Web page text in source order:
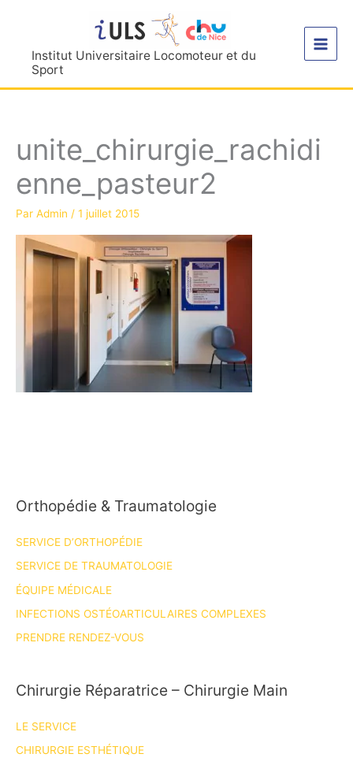
contenuInstitut Universitaire Locomoteur et du
Sport
unite_chirurgie_rachidi
enne_pasteur2
Par Admin / 1 juillet 2015
Orthopédie & Traumatologie
SERVICE D’ORTHOPÉDIE
SERVICE DE TRAUMATOLOGIE
ÉQUIPE MÉDICALE
INFECTIONS OSTÉOARTICULAIRES COMPLEXES
PRENDRE RENDEZ-VOUS
Chirurgie Réparatrice – Chirurgie Main
LE SERVICE
CHIRURGIE ESTHÉTIQUE